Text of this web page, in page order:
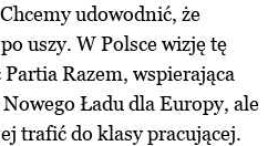
udowodnić, że
uszy. W Polsce wizję tę
Razem, wspierająca
Ładu dla Europy, ale
trafić do klasy pracującej.